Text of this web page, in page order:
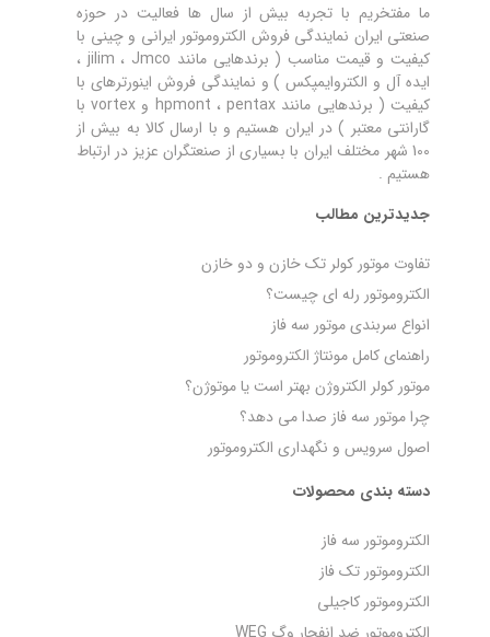
ما مفتخریم با تجربه بیش از سال ها فعالیت در حوزه
صنعتی ایران نمایندگی فروش الکتروموتور ایرانی و چینی با
کیفیت و قیمت مناسب ( برندهایی مانند jilim ، Jmco ،
ایده آل و الکتروایمپکس ) و نمایندگی فروش اینورترهای با
کیفیت ( برندهایی مانند hpmont ، pentax و vortex با
گارانتی معتبر ) در ایران هستیم و با ارسال کالا به بیش از
100 شهر مختلف ایران با بسیاری از صنعتگران عزیز در ارتباط
هستیم .
جدیدترین مطالب
تفاوت موتور کولر تک خازن و دو خازن
الکتروموتور رله‌ ای چیست؟
انواع سربندی موتور سه فاز
راهنمای کامل مونتاژ الکتروموتور
موتور کولر الکتروژن بهتر است یا موتوژن؟
چرا موتور سه فاز صدا می‌ دهد؟
اصول سرویس و نگهداری الکتروموتور
دسته بندی محصولات
الکتروموتور سه فاز
الکتروموتور تک فاز
الکتروموتور کاجیلی